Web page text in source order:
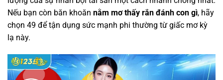
Nếu bạn còn băn khoăn nằm mơ thấy rắn đánh con gì, hãy
chọn 49 để tận dụng sức mạnh phi thường từ giấc mơ kỳ
lạ này.